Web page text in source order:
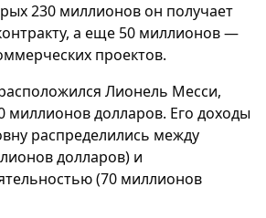
230 миллионов он получает
а еще 50 миллионов —
проектов.
Лионель Месси,
миллионов долларов. Его доходы
распределились между
долларов) и
(70 миллионов